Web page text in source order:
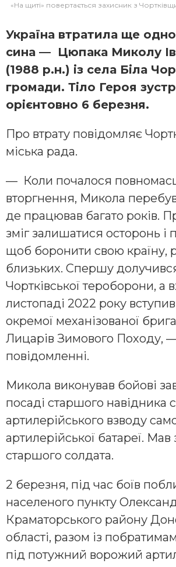
«На щиті» повертається захисник з
Україна втратила ще
сина — Цюпака Миколу
(1988 р.н.) із села Біла
громади. Тіло Героя
орієнтовно 6 березня.
Про втрату повідомляє
міська рада.
— Коли почалося
вторгнення, Микола
де працював багато років.
зміг залишатися осторонь і
щоб боронити свою країну,
близьких. Спершу
Чортківської тероборони, а
листопаді 2022 року
окремої механізованої
Лицарів Зимового Походу,
повідомленні.
Микола виконував бойові
посаді старшого навідника
артилерійського взводу
артилерійської батареї. Мав
старшого солдата.
2 березня, під час боїв
населеного пункту
Краматорського району
області, разом із
під потужний ворожий